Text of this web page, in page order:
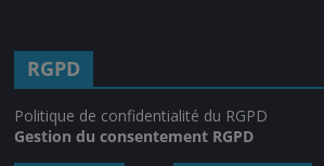
RGPD
Politique de confidentialité du RGPD
Gestion du consentement RGPD